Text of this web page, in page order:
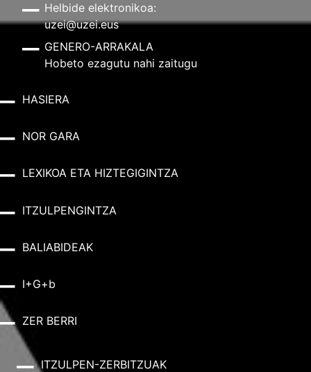
Helbide elektronikoa:
uzei@uzei.eus
GENERO-ARRAKALA
Hobeto ezagutu nahi zaitugu
HASIERA
NOR GARA
LEXIKOA ETA HIZTEGIGINTZA
ITZULPENGINTZA
BALIABIDEAK
I+G+b
ZER BERRI
ITZULPEN-ZERBITZUAK